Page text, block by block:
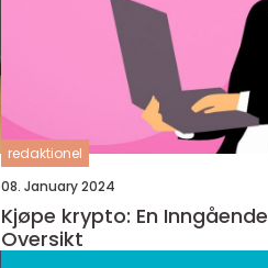
redaktionel
08. January 2024
Kjøpe krypto: En Inngående
Oversikt